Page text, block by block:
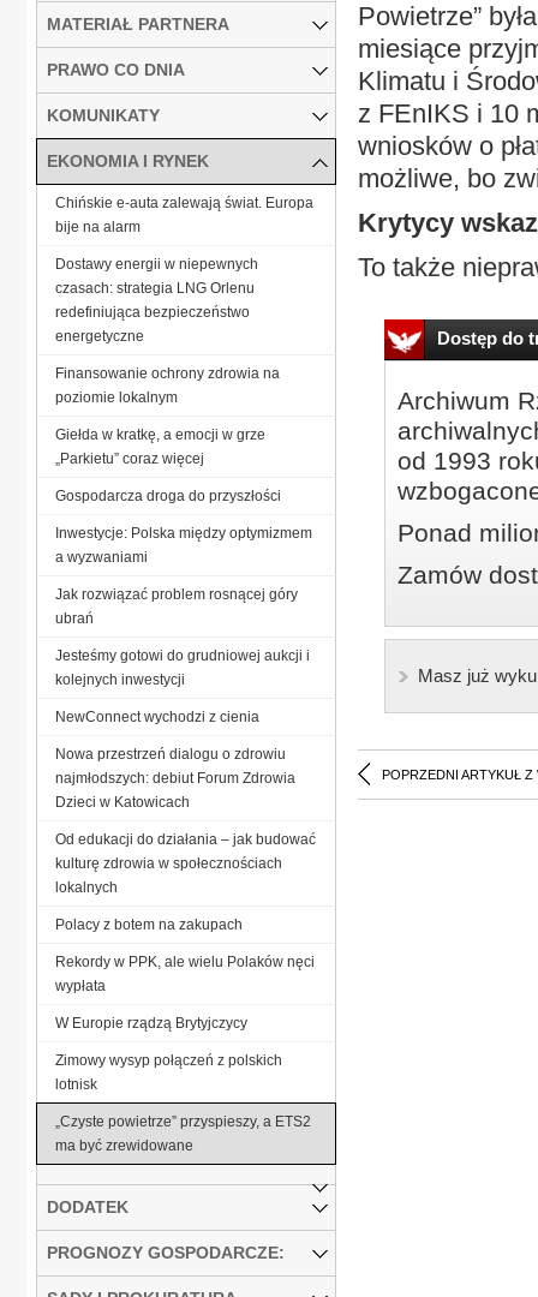
Powietrze”
miesiące
Klimatu i
z FEnIKS i 10
wniosków o
możliwe, bo
Krytycy
To także
Dostęp do
Archiwum
od 1993
Ponad
Zamów
Masz już
POPRZEDNI ARTYKUŁ Z
MATERIAŁ PARTNERA
PRAWO CO DNIA
KOMUNIKATY
EKONOMIA I RYNEK
Chińskie e-auta zalewają świat. Europa
bije na alarm
Dostawy energii w niepewnych
czasach: strategia LNG Orlenu
redefiniująca bezpieczeństwo
energetyczne
Finansowanie ochrony zdrowia na
poziomie lokalnym
Giełda w kratkę, a emocji w grze
„Parkietu” coraz więcej
Gospodarcza droga do przyszłości
Inwestycje: Polska między optymizmem
a wyzwaniami
Jak rozwiązać problem rosnącej góry
ubrań
Jesteśmy gotowi do grudniowej aukcji i
kolejnych inwestycji
NewConnect wychodzi z cienia
Nowa przestrzeń dialogu o zdrowiu
najmłodszych: debiut Forum Zdrowia
Dzieci w Katowicach
Od edukacji do działania – jak budować
kulturę zdrowia w społecznościach
lokalnych
Polacy z botem na zakupach
Rekordy w PPK, ale wielu Polaków nęci
wypłata
W Europie rządzą Brytyjczycy
Zimowy wysyp połączeń z polskich
lotnisk
„Czyste powietrze” przyspieszy, a ETS2
ma być zrewidowane
DODATEK
PROGNOZY GOSPODARCZE: